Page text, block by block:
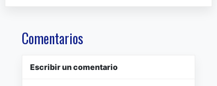
Comentarios
Escribir un comentario